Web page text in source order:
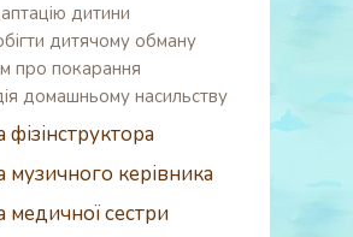
дитини
дитячому обману
про покарання
домашньому насильству
фізінструктора
музичного керівника
медичної сестри